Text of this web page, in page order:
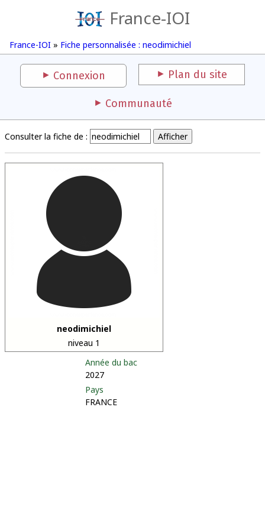
France-IOI
France-IOI » Fiche personnalisée : neodimichiel
Connexion Plan du site
Communauté
Consulter la fiche de :
neodimichiel
niveau 1
Année du bac
2027
Pays
FRANCE